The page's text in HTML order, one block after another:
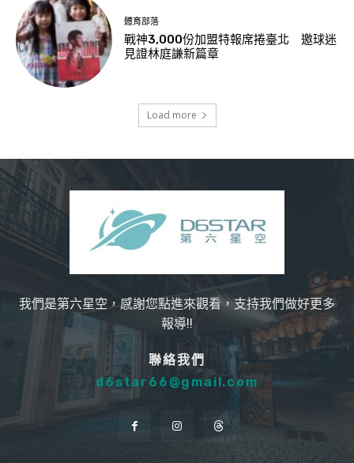
體育部落
戰神3,000份加盟特報席捲臺北 邀球迷
見證林庭謙新篇章
Load more
我們是第六星空，感謝您點進來觀看，支持我們做好更多
報導!!
聯絡我們
d6star66@gmail.com